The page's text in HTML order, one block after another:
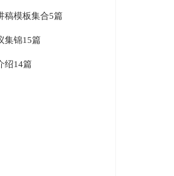
稿模板集合5篇
集锦15篇
绍14篇